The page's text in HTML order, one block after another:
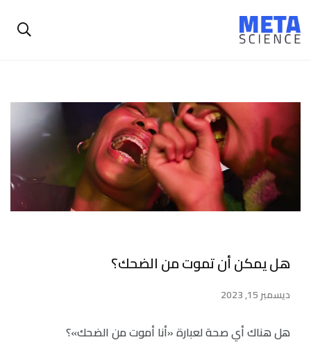
هل يمكن أن تموت من الضحك؟
ديسمبر 15, 2023
هل هناك أي صحة لعبارة «أنا أموت من الضحك»؟